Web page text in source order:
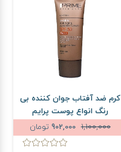
کرم ضد آفتاب جوان کننده بی
رنگ انواع پوست پرایم
SPF50 حجم 40 میلی لیتر
1,100,000
902,000 تومان